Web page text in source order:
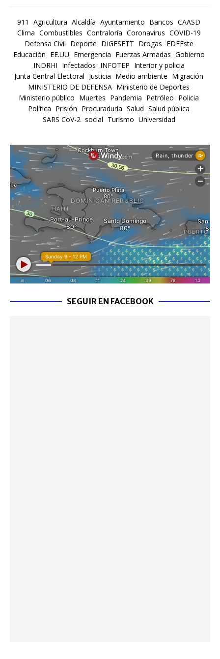
911 Agricultura Alcaldía Ayuntamiento Bancos CAASD
Clima Combustibles Contraloría Coronavirus COVID-19
Defensa Civil Deporte DIGESETT Drogas EDEEste
Educación EE.UU Emergencia Fuerzas Armadas Gobierno
INDRHI Infectados INFOTEP Interior y policia
Junta Central Electoral Justicia Medio ambiente Migración
MINISTERIO DE DEFENSA Ministerio de Deportes
Ministerio público Muertes Pandemia Petróleo Policia
Política Prisión Procuraduría Salud Salud pública
SARS CoV-2 social Turismo Universidad
SEGUIR EN FACEBOOK